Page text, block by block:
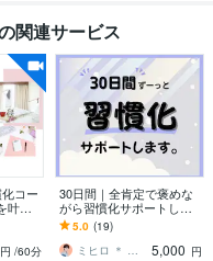
関連サービス
コー
叶え
習慣
ポー
円 /60分
30日間｜全肯定で褒めな
がら習慣化サポートしま
す 続かなかったことも、
「毎日褒められる」な
ら、きっと続く。
5.0 (19)
ミヒロ ＊ 全受容で受けとめる
5,000 円